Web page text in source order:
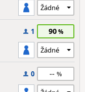
1 90
0 --